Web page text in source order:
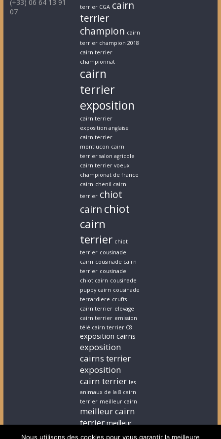
(+33) 06 64 13 91
07
terrier CGA cairn
terrier
champion cairn
terrier champion 2018
cairn terrier
championnat
cairn
terrier
exposition
cairn terrier
exposition anglaise
cairn terrier
montlucon cairn
terrier salon agricole
cairn terrier voeux
championat de france
cairn chenil cairn
terrier chiot
cairn chiot
cairn
terrier chiot
terrier cousinade
cairn cousinade cairn
terrier cousinade
chiot cairn cousinade
puppy cairn cousinade
terrardiere crufts
cairn terrier elevage
cairn terrier emission
télé cairn terrier C8
exposition cairns
exposition
cairns terrier
exposition
cairn terrier les
animaux de la 8 cairn
terrier meilleur cairn
meilleur cairn
terrier meilleur
elevage cairn
Nous utilisons des cookies pour vous garantir la meilleure